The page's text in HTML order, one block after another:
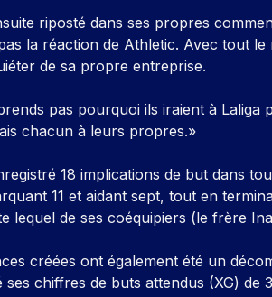
riposté dans ses propres
la réaction de Athletic. Avec tout
de sa propre entreprise.
pas pourquoi ils iraient à Laliga
chacun à leurs propres.»
18 implications de but dans
11 et aidant sept, tout en
lequel de ses coéquipiers (le frère
créées ont également été un
chiffres de buts attendus (XG) de